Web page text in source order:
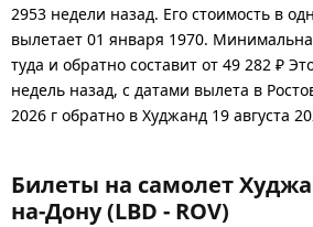
2953 недели назад. Его стоимость в
вылетает 01 января 1970.
туда и обратно составит от 49 282 ₽
недель назад, с датами вылета в
2026 г обратно в Худжанд 19 августа
Билеты на самолет
на-Дону (LBD - ROV)